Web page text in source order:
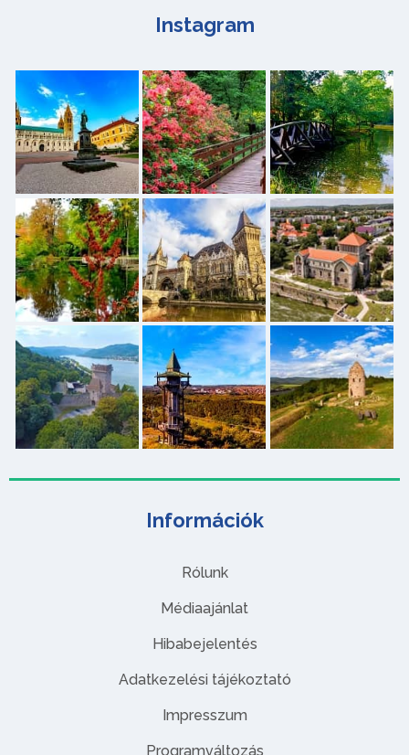
Információk
Rólunk
Médiaajánlat
Hibabejelentés
Adatkezelési tájékoztató
Impresszum
Programváltozás
Instagram